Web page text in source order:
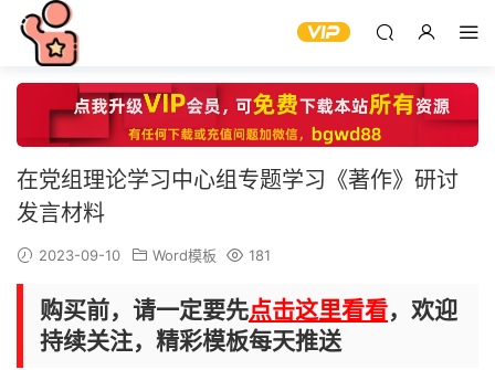
在党组理论学习中心组专题学习《著作》研讨
发言材料
2023-09-10 Word模板 181
购买前，请一定要先点击这里看看，欢迎
持续关注，精彩模板每天推送